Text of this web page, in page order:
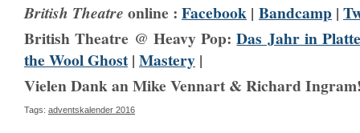
British Theatre online : Facebook | Bandcamp |
British Theatre @ Heavy Pop:Das Jahr in
the Wool Ghost| Mastery |
Vielen Dank an Mike Vennart & Richard
Tags: adventskalender 2016